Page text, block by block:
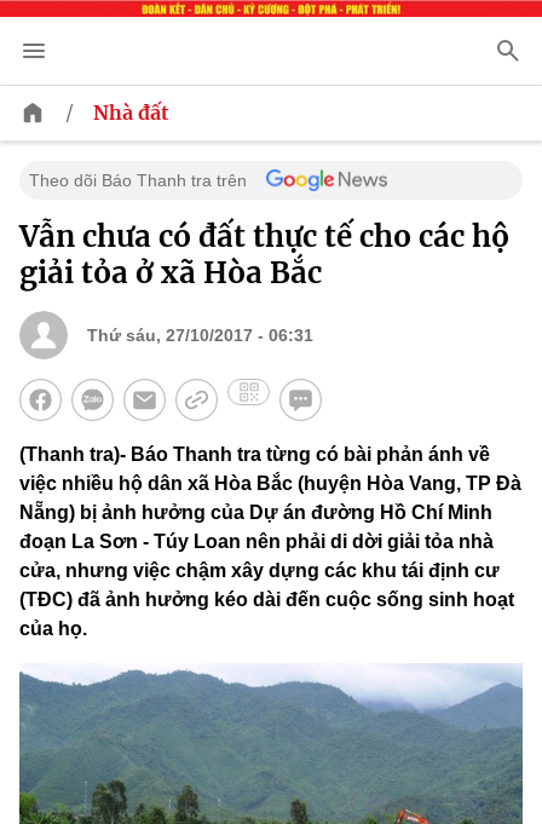
/ Nhà đất
Theo dõi Báo Thanh tra trên
Vẫn chưa có đất thực tế cho các hộ
giải tỏa ở xã Hòa Bắc
Thứ sáu, 27/10/2017 - 06:31
(Thanh tra)- Báo Thanh tra từng có bài phản ánh về
việc nhiều hộ dân xã Hòa Bắc (huyện Hòa Vang, TP Đà
Nẵng) bị ảnh hưởng của Dự án đường Hồ Chí Minh
đoạn La Sơn - Túy Loan nên phải di dời giải tỏa nhà
cửa, nhưng việc chậm xây dựng các khu tái định cư
(TĐC) đã ảnh hưởng kéo dài đến cuộc sống sinh hoạt
của họ.